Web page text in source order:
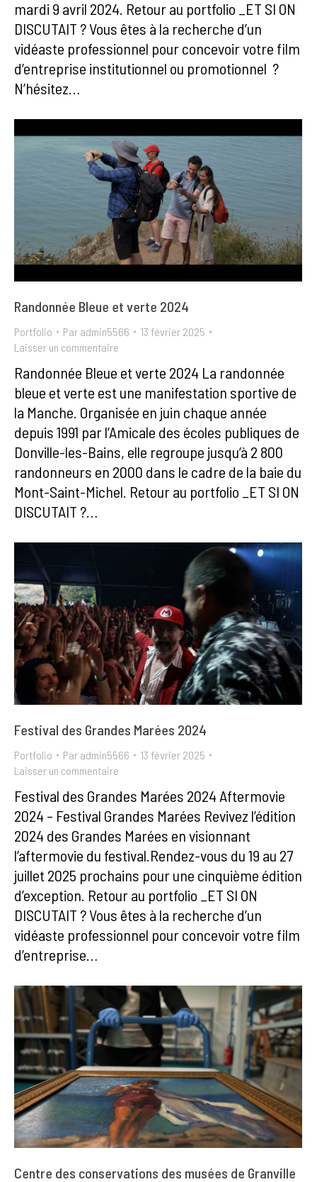
mardi 9 avril 2024. Retour au portfolio _ET SI ON
DISCUTAIT ? Vous êtes à la recherche d’un
vidéaste professionnel pour concevoir votre film
d’entreprise institutionnel ou promotionnel ?
N’hésitez…
Randonnée Bleue et verte 2024
Portfolio Par admin5566
13 février 2025
Laisser un commentaire
Randonnée Bleue et verte 2024 La randonnée
bleue et verte est une manifestation sportive de
la Manche. Organisée en juin chaque année
depuis 1991 par l’Amicale des écoles publiques de
Donville-les-Bains, elle regroupe jusqu’à 2 800
randonneurs en 2000 dans le cadre de la baie du
Mont-Saint-Michel. Retour au portfolio _ET SI ON
DISCUTAIT ?…
Festival des Grandes Marées 2024
Portfolio Par admin5566
13 février 2025
Laisser un commentaire
Festival des Grandes Marées 2024 Aftermovie
2024 – Festival Grandes Marées Revivez l’édition
2024 des Grandes Marées en visionnant
l’aftermovie du festival.Rendez-vous du 19 au 27
juillet 2025 prochains pour une cinquième édition
d’exception. Retour au portfolio _ET SI ON
DISCUTAIT ? Vous êtes à la recherche d’un
vidéaste professionnel pour concevoir votre film
d’entreprise…
Centre des conservations des musées de Granville